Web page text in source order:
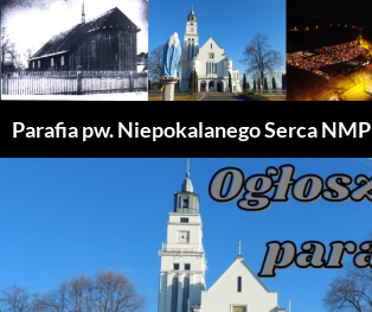
Parafia pw. Niepokalanego Serca NMP